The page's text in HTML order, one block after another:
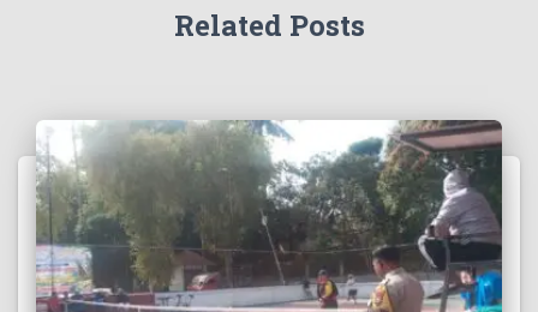
Related Posts